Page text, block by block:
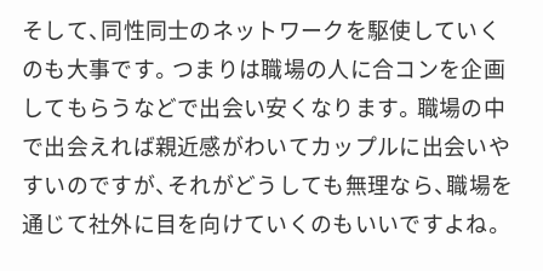
そして、同性同士のネットワークを駆使していく
のも大事です。つまりは職場の人に合コンを企画
してもらうなどで出会い安くなります。職場の中
で出会えれば親近感がわいてカップルに出会いや
すいのですが、それがどうしても無理なら、職場を
通じて社外に目を向けていくのもいいですよね。